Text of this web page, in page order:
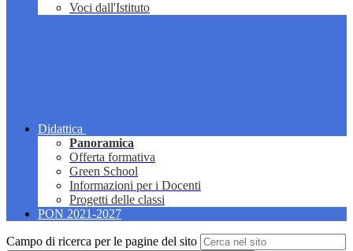
Voci dall'Istituto
Didattica
Panoramica
Offerta formativa
Green School
Informazioni per i Docenti
Progetti delle classi
PON 2021-2027
Campo di ricerca per le pagine del sito